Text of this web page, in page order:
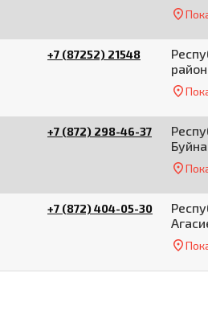
+7 (87252) 21548
+7 (872) 298-46-37
+7 (872) 404-05-30